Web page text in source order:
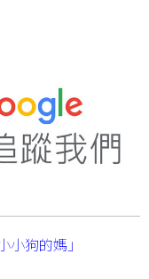
小狗的媽」